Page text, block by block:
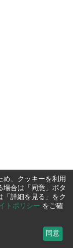
め、クッキーを利用
場合は「同意」ボタ
「詳細を見る」をク
トポリシー をご確
同意